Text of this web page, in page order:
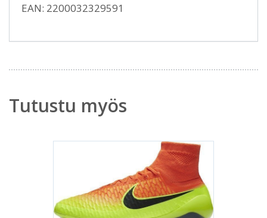
EAN: 2200032329591
Tutustu myös